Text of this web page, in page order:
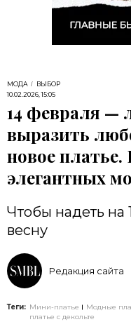
МОДА
ВЫБОР
10.02.2026, 15:05
14 февраля —
выразить
новое
элегантных
Чтобы надеть на
весну
Редакция сайта
Теги: Мини-платье Модные
платье с декольте